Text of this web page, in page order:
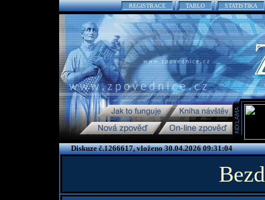
REGISTRACE TABLO STATISTIKA
Diskuze č.1266617, vloženo 30.04.2026 09:31:04